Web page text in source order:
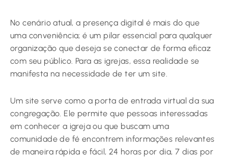
No cenário atual, a presença digital é mais do que
uma conveniência; é um pilar essencial para qualquer
organização que deseja se conectar de forma eficaz
com seu público. Para as igrejas, essa realidade se
manifesta na necessidade de ter um site.
Um site serve como a porta de entrada virtual da sua
congregação. Ele permite que pessoas interessadas
em conhecer a igreja ou que buscam uma
comunidade de fé encontrem informações relevantes
de maneira rápida e fácil, 24 horas por dia, 7 dias por